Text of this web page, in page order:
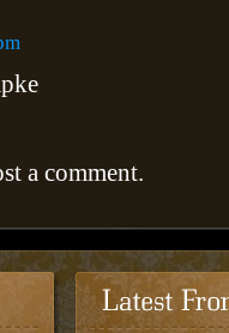
a comment.